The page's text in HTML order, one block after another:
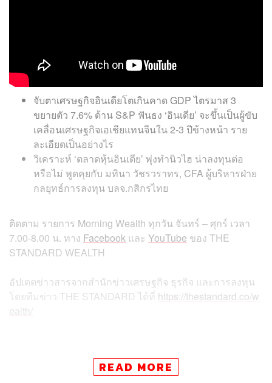
จับตาเศรษฐกิจอินเดียโตเกินคาด GDP ไตรมาส 3
ขยายตัว 7.6% ด้าน S&P ฟันธง ‘อินเดีย’ จะขึ้นเป็นผู้ขับ
เคลื่อนเศรษฐกิจเอเชียแทนจีนใน 2-3 ปีข้างหน้า ราย
ละเอียดเป็นอย่างไร
วิเคราะห์ ‘ตลาดหุ้นอินเดีย’ พุ่งทำนิวไฮ น่าลงทุนต่อ
หรือไม่ พูดคุยกับ มทินา วัชรวราทร, CFA ผู้บริหารฝ่าย
กลยุทธ์การลงทุน บลจ.กสิกรไทย
ติดตาม รายการ Morning Wealth ทุกวัน จันทร์ – ศุกร์ เวลา
7.00-8.00 น. ทาง Facebook และ YouTube ของ THE
STANDARD WEALTH
อัปเดตข่าวสารจากสำนักข่าวเศรษฐกิจ ธุรกิจ และการลงทุน
โดยทีมข่าว THE STANDARD ได้ที่ https://thestandard.co/w
ealth/
ผ่านแอปพลิเคชันต่างๆ ที่คุณสะดวกหรือใช้งานอยู่แล้วได้เลย
READ MORE